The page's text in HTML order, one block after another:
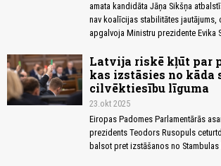
amata kandidāta Jāņa Sikšņa
nav koalīcijas stabilitātes jautājums,
apgalvoja Ministru prezidente Evika
Latvija riskē kļūt par
kas izstāsies no kāda
cilvēktiesību līguma
23.okt 2025
Eiropas Padomes Parlamentārās
prezidents Teodors Rusopuls
balsot pret izstāšanos no